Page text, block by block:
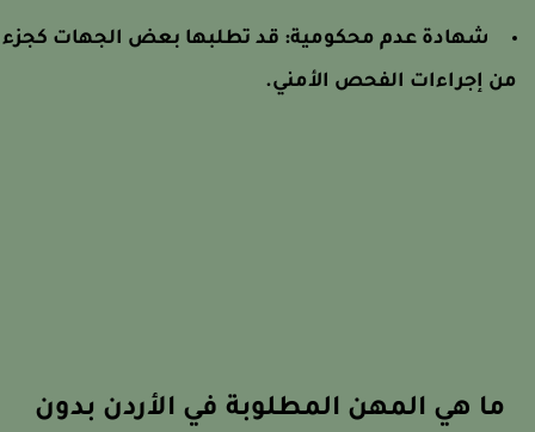
شهادة عدم محكومية:قد تطلبها بعض الجهات كجزء
إجراءات الفحص الأمني.
ما هي المهن المطلوبة في الأردن بدون